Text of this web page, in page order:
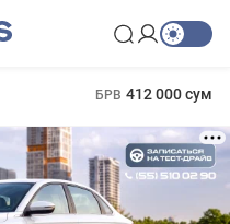
БРВ 412 000 сум